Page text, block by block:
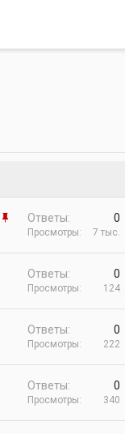
л
Ответы 0
Просмотры 7 тыс.
Ответы 0
Просмотры 124
Ответы 0
Просмотры 222
Ответы 0
Просмотры 340